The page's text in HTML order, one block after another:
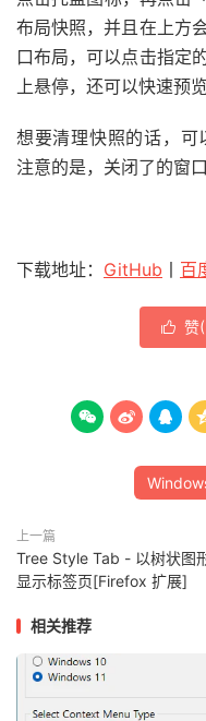
布局快照，并且在上方
口布局，可以点击指定
上悬停，还可以快速预
想要清理快照的话，
注意的是，关闭了的窗
下载地址： GitHub 百
 赞(
  
上一篇
Tree Style Tab - 以树状图
显示标签页[Firefox 扩展]
相关推荐